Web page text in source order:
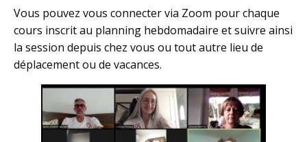
Vous pouvez vous connecter via Zoom pour chaque
cours inscrit au planning hebdomadaire et suivre ainsi
la session depuis chez vous ou tout autre lieu de
déplacement ou de vacances.